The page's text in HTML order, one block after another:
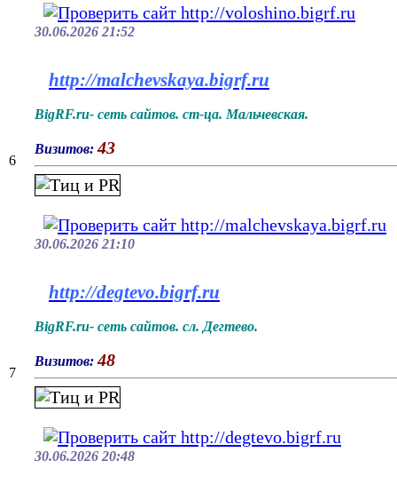
30.06.2026 21:52
6
http://malchevskaya.bigrf.ru
BigRF.ru- сеть сайтов. ст-ца. Мальчевская.
Визитов: 43
30.06.2026 21:10
7
http://degtevo.bigrf.ru
BigRF.ru- сеть сайтов. сл. Дегтево.
Визитов: 48
30.06.2026 20:48